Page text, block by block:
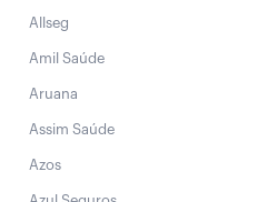
Allseg
Amil Saúde
Aruana
Assim Saúde
Azos